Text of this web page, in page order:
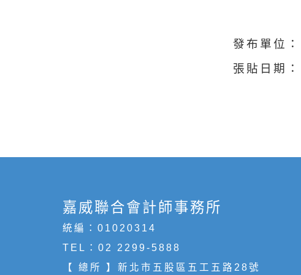
發布單位：
張貼日期：
嘉威聯合會計師事務所
統編：01020314
TEL： 02 2299-5888
【 總所 】新北市五股區五工五路28號